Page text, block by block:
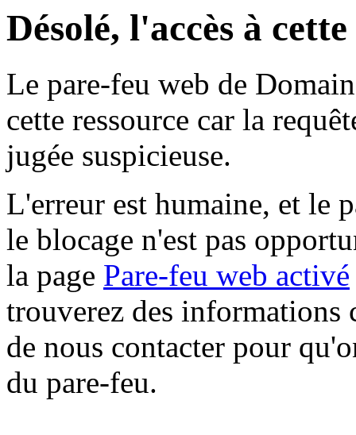
Désolé, l'accès à
Le pare-feu web de
cette ressource car la
jugée suspicieuse.
L'erreur est humaine, et le
le blocage n'est pas
la page Pare-feu web activé
trouverez des informations
de nous contacter pour
du pare-feu.